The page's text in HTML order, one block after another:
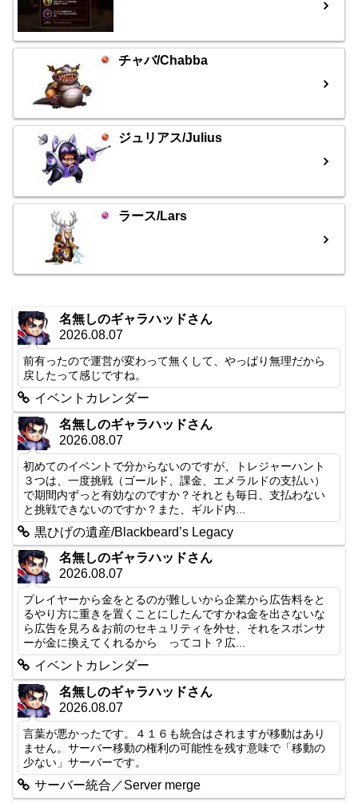
チャバ/Chabba
ジュリアス/Julius
ラース/Lars
名無しのギャラハッドさん
2026.08.07
前有ったので運営が変わって無くして、やっぱり無理だから
戻したって感じですね。
イベントカレンダー
名無しのギャラハッドさん
2026.08.07
初めてのイベントで分からないのですが、トレジャーハント
３つは、一度挑戦（ゴールド、課金、エメラルドの支払い）
で期間内ずっと有効なのですか？それとも毎日、支払わない
と挑戦できないのですか？また、ギルド内...
黒ひげの遺産/Blackbeard’s Legacy
名無しのギャラハッドさん
2026.08.07
プレイヤーから金をとるのが難しいから企業から広告料をと
るやり方に重きを置くことにしたんですかね金を出さないな
ら広告を見ろ＆お前のセキュリティを外せ、それをスポンサ
ーが金に換えてくれるから ってコト？広...
イベントカレンダー
名無しのギャラハッドさん
2026.08.07
言葉が悪かったです。４１６も統合はされますが移動はあり
ません。サーバー移動の権利の可能性を残す意味で「移動の
少ない」サーバーです。
サーバー統合／Server merge